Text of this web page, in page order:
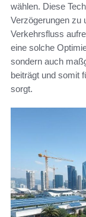
wählen. Diese
Verzögerungen zu
Verkehrsfluss
eine solche
sondern auch
beiträgt und somit
sorgt.